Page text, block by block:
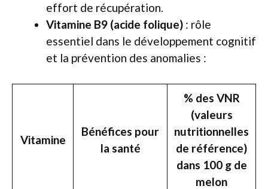
effort de récupération.
Vitamine B9 (acide folique) : rôle
essentiel dans le développement cognitif
et la prévention des anomalies :
Vitamine
Bénéfices pour
la santé
% des VNR
(valeurs
nutritionnelles
de référence)
dans 100 g de
melon